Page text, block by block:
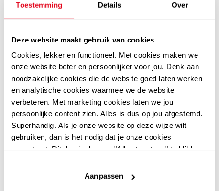
Toestemming Details Over
Deze website maakt gebruik van cookies
Cookies, lekker en functioneel. Met cookies maken we
onze website beter en persoonlijker voor jou. Denk aan
noodzakelijke cookies die de website goed laten werken
en analytische cookies waarmee we de website
verbeteren. Met marketing cookies laten we jou
persoonlijke content zien. Alles is dus op jou afgestemd.
Superhandig. Als je onze website op deze wijze wilt
gebruiken, dan is het nodig dat je onze cookies
accepteert. Dit doe je door op "Alles toestaan" te klikken.
website niet optimaal functioneert.
Aanpassen